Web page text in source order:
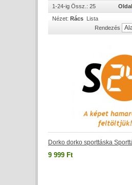
1-24-ig Össz.: 25
Nézet: Rács Lista
Rendezés
Dorko dorko sporttáska
9 999 Ft